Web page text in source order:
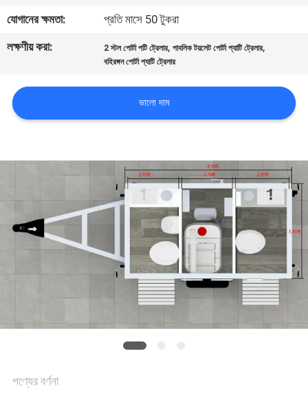
খবর
সাইট
ম্যাপ
গোপনীয়তা
যোগানের ক্ষমতা:
প্রতি মাসে 50 টুকরা
লক্ষণীয় করা:
2 স্টল পোর্টা পটি ট্রেলার,পাবলিক টয়লেট পোর্টা প্যাটি ট্রেলার,
বহিরঙ্গন পোর্টা প্যাটি ট্রেলার
ভালো দাম
পণ্যের বর্ণনা